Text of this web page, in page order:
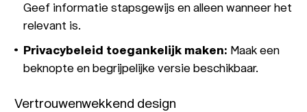
Geef informatie stapsgewijs en alleen wanneer het
relevant is.
Privacybeleid toegankelijk maken: Maak een
beknopte en begrijpelijke versie beschikbaar.
Vertrouwenwekkend design